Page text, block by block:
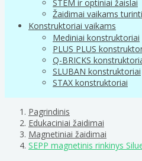
STEM ir optiniai žaislai
Žaidimai vaikams
Konstruktoriai vaikams
Mediniai konstruktoriai
PLUS PLUS
Q-BRICKS
SLUBAN konstruktoriai
STAX konstruktoriai
Pagrindinis
Edukaciniai žaidimai
Magnetiniai žaidimai
SEPP magnetinis rinkinys